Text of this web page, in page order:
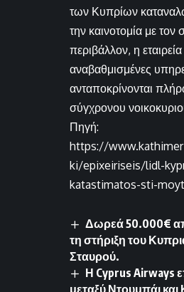
των Κυπρίων
την καινοτομία με
περιβάλλον, η
αναβαθμισμένες
ανταποκρίνονται
σύγχρονου
Πηγή:
https://
ki/epixeiriseis/lidl-
katastimatos-sti-
Δωρεά 50.000€
τη στήριξη του
Σταυρού.
Η Cyprus Airways